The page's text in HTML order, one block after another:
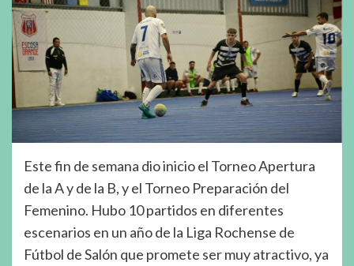
Este fin de semana dio inicio el Torneo Apertura
de la A y de la B, y el Torneo Preparación del
Femenino. Hubo 10 partidos en diferentes
escenarios en un año de la Liga Rochense de
Fútbol de Salón que promete ser muy atractivo, ya